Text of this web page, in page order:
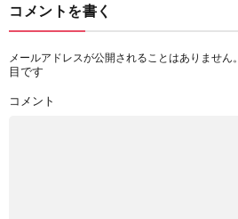
コメントを書く
メールアドレスが公開されることはありません。
目です
コメント